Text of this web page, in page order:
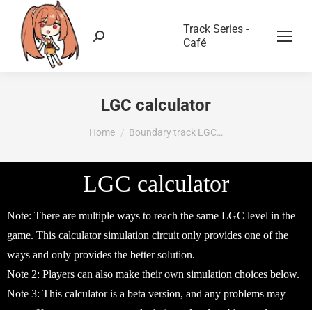
Track Series -
Café
LGC calculator
You are here:
Home Boundary track LGC…
LGC calculator
Note: There are multiple ways to reach the same LGC level in the
game. This calculator simulation circuit only provides one of the
ways and only provides the better solution.
Note 2: Players can also make their own simulation choices below.
Note 3: This calculator is a beta version, and any problems may